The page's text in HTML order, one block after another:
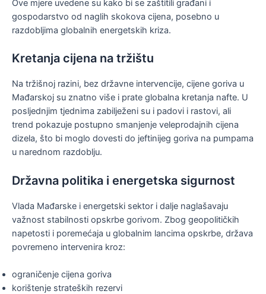
Ove mjere uvedene su kako bi se zaštitili građani i
gospodarstvo od naglih skokova cijena, posebno u
razdobljima globalnih energetskih kriza.
Kretanja cijena na tržištu
Na tržišnoj razini, bez državne intervencije, cijene goriva u
Mađarskoj su znatno više i prate globalna kretanja nafte. U
posljednjim tjednima zabilježeni su i padovi i rastovi, ali
trend pokazuje postupno smanjenje veleprodajnih cijena
dizela, što bi moglo dovesti do jeftinijeg goriva na pumpama
u narednom razdoblju.
Državna politika i energetska sigurnost
Vlada Mađarske i energetski sektor i dalje naglašavaju
važnost stabilnosti opskrbe gorivom. Zbog geopolitičkih
napetosti i poremećaja u globalnim lancima opskrbe, država
povremeno intervenira kroz:
ograničenje cijena goriva
korištenje strateških rezervi